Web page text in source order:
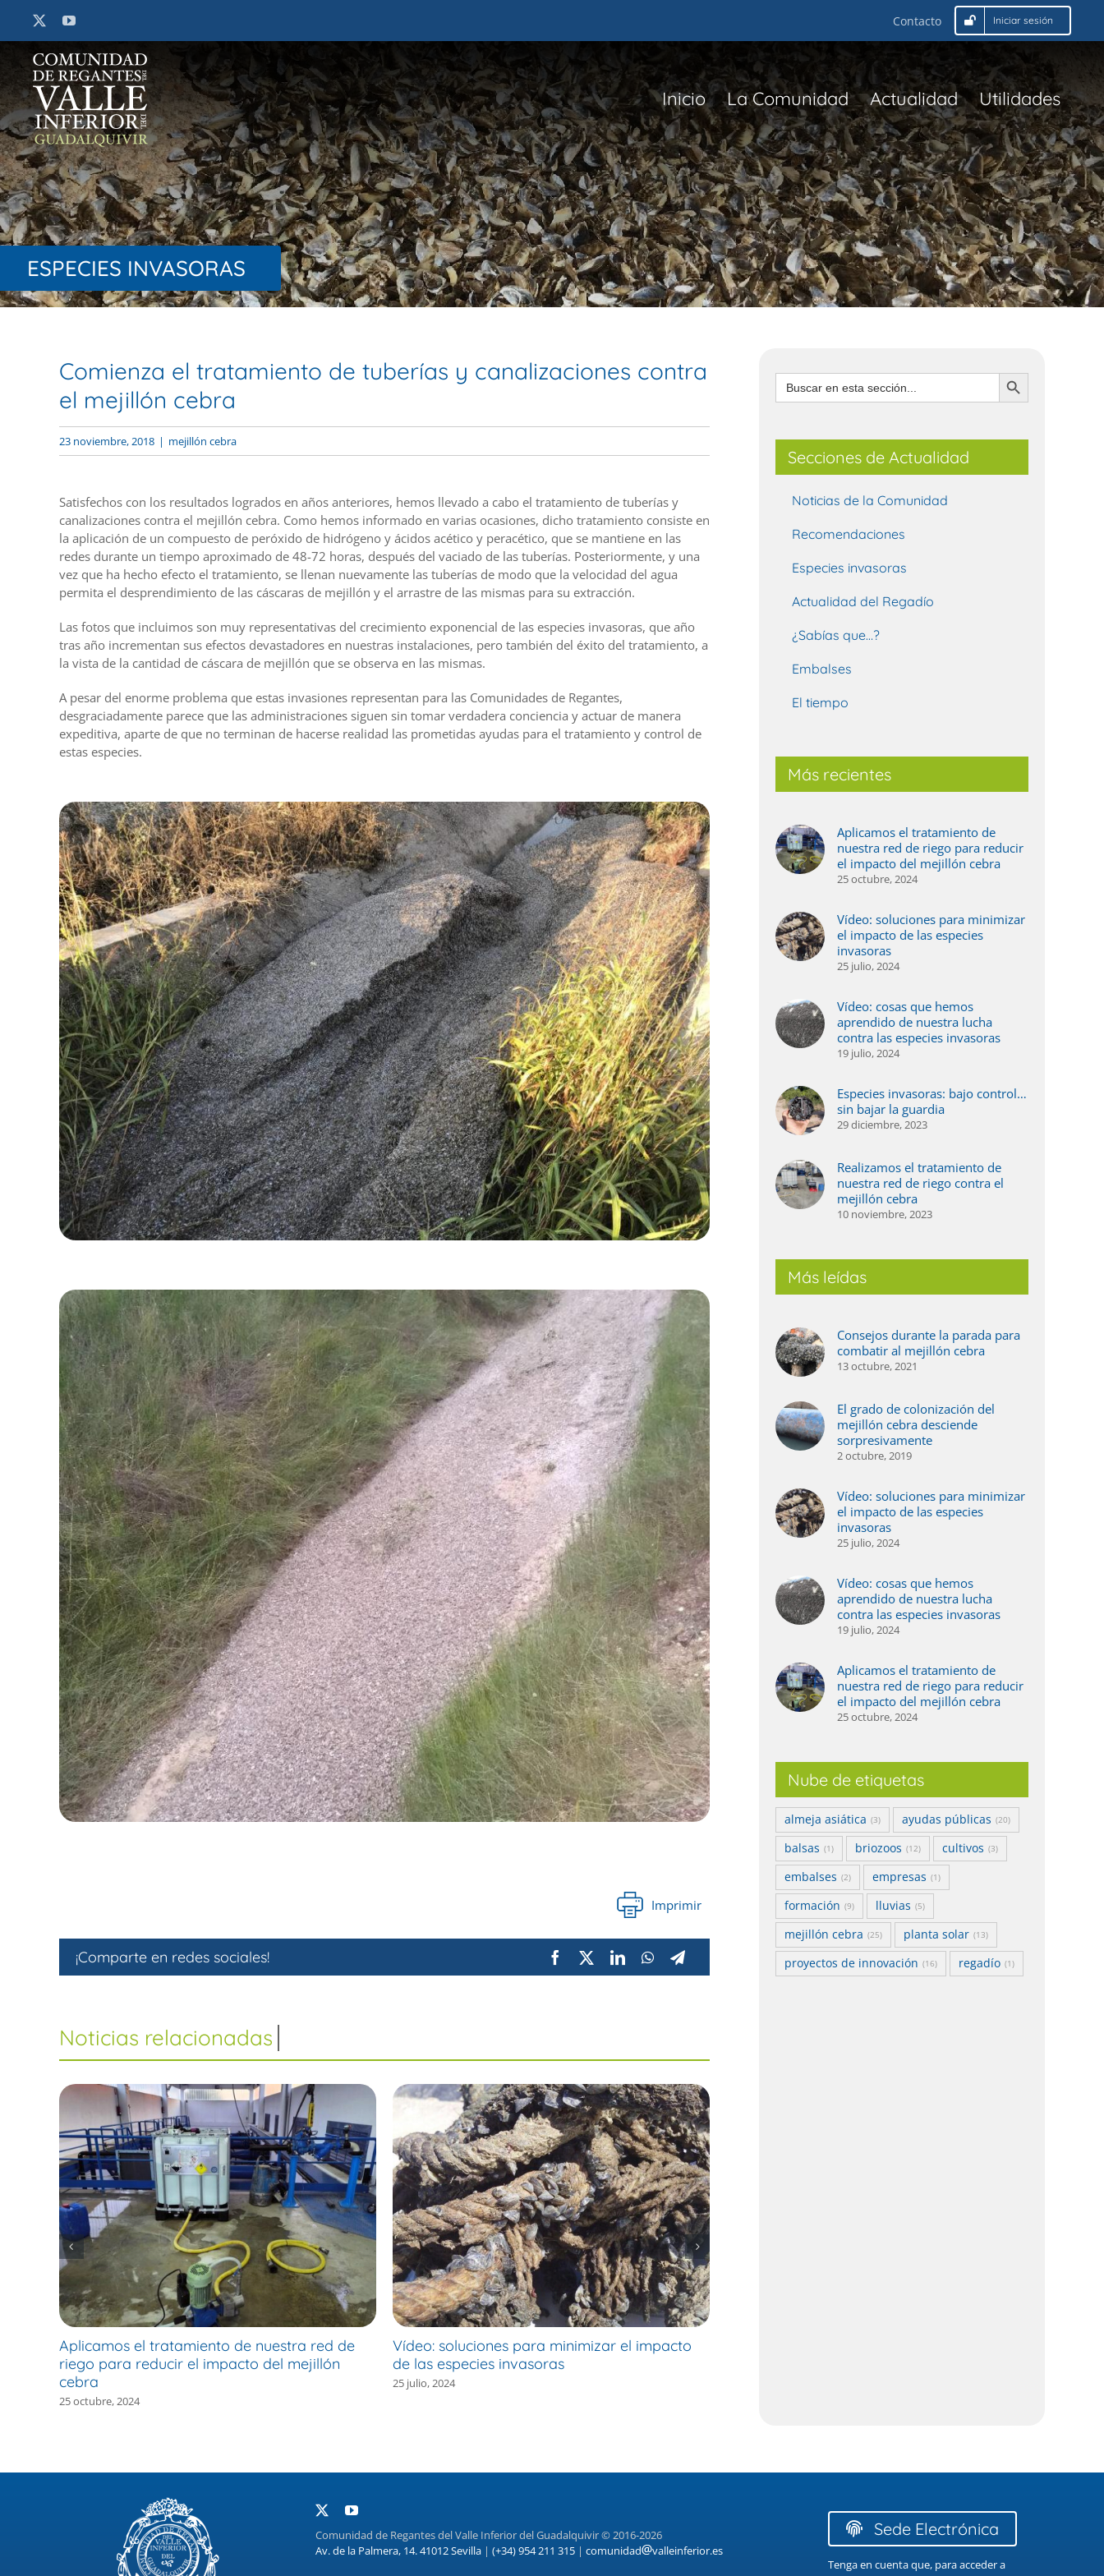
contenido
Contacto Iniciar sesión
Inicio La Comunidad Actualidad Utilidades
ESPECIES INVASORAS
Comienza el tratamiento de tuberías y canalizaciones contra
el mejillón cebra
23 noviembre, 2018 | mejillón cebra
Satisfechos con los resultados logrados en años anteriores, hemos llevado a cabo el tratamiento de tuberías y
canalizaciones contra el mejillón cebra. Como hemos informado en varias ocasiones, dicho tratamiento consiste en
la aplicación de un compuesto de peróxido de hidrógeno y ácidos acético y peracético, que se mantiene en las
redes durante un tiempo aproximado de 48-72 horas, después del vaciado de las tuberías. Posteriormente, y una
vez que ha hecho efecto el tratamiento, se llenan nuevamente las tuberías de modo que la velocidad del agua
permita el desprendimiento de las cáscaras de mejillón y el arrastre de las mismas para su extracción.
Las fotos que incluimos son muy representativas del crecimiento exponencial de las especies invasoras, que año
tras año incrementan sus efectos devastadores en nuestras instalaciones, pero también del éxito del tratamiento, a
la vista de la cantidad de cáscara de mejillón que se observa en las mismas.
A pesar del enorme problema que estas invasiones representan para las Comunidades de Regantes,
desgraciadamente parece que las administraciones siguen sin tomar verdadera conciencia y actuar de manera
expeditiva, aparte de que no terminan de hacerse realidad las prometidas ayudas para el tratamiento y control de
estas especies.
Imprimir
¡Comparte en redes sociales!
Aplicamos el tratamiento de nuestra red de
riego para reducir el impacto del mejillón
cebra
25 octubre, 2024
Vídeo: soluciones para minimizar el impacto
de las especies invasoras
25 julio, 2024
Buscar: Botón de búsqueda
Secciones de Actualidad
Noticias de la Comunidad
Recomendaciones
Especies invasoras
Actualidad del Regadío
¿Sabías que…?
Embalses
El tiempo
Más recientes
Aplicamos el tratamiento de
nuestra red de riego para reducir
el impacto del mejillón cebra
25 octubre, 2024
Vídeo: soluciones para minimizar
el impacto de las especies
invasoras
25 julio, 2024
Vídeo: cosas que hemos
aprendido de nuestra lucha
contra las especies invasoras
19 julio, 2024
Especies invasoras: bajo control…
sin bajar la guardia
29 diciembre, 2023
Realizamos el tratamiento de
nuestra red de riego contra el
mejillón cebra
10 noviembre, 2023
Más leídas
Consejos durante la parada para
combatir al mejillón cebra
13 octubre, 2021
El grado de colonización del
mejillón cebra desciende
sorpresivamente
2 octubre, 2019
Vídeo: soluciones para minimizar
el impacto de las especies
invasoras
25 julio, 2024
Vídeo: cosas que hemos
aprendido de nuestra lucha
contra las especies invasoras
19 julio, 2024
Aplicamos el tratamiento de
nuestra red de riego para reducir
el impacto del mejillón cebra
25 octubre, 2024
Nube de etiquetas
almeja asiática (3) ayudas públicas (20)
balsas (1) briozoos (12) cultivos (3)
embalses (2) empresas (1)
formación (9) lluvias (5)
mejillón cebra (25) planta solar (13)
proyectos de innovación (16) regadío (1)
Comunidad de Regantes del Valle Inferior del Guadalquivir © 2016-2026
Av. de la Palmera, 14. 41012 Sevilla| (+34) 954 211 315| comunidad valleinferior.es
Sede Electrónica
Tenga en cuenta que, para acceder a